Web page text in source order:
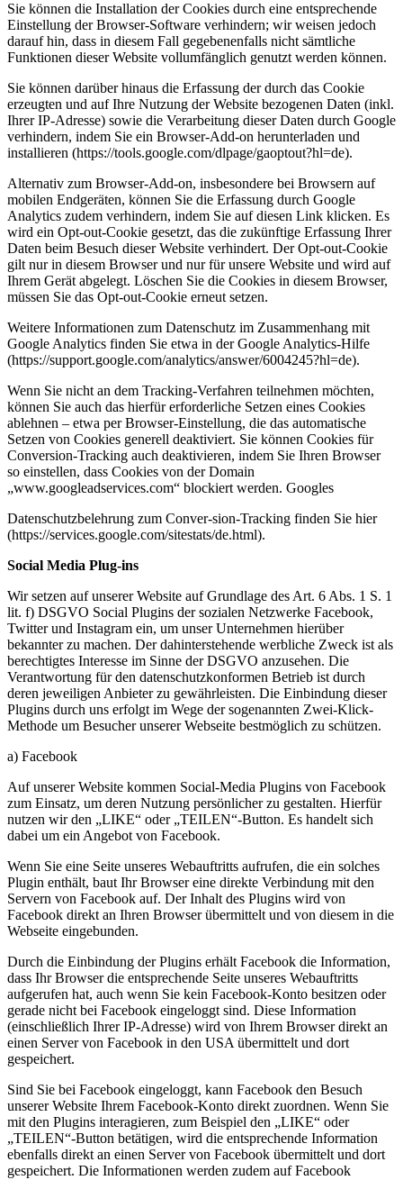
Sie können die Installation der Cookies durch eine entsprechende
Einstellung der Browser-Software verhindern; wir weisen jedoch
darauf hin, dass in diesem Fall gegebenenfalls nicht sämtliche
Funktionen dieser Website vollumfänglich genutzt werden können.
Sie können darüber hinaus die Erfassung der durch das Cookie
erzeugten und auf Ihre Nutzung der Website bezogenen Daten (inkl.
Ihrer IP-Adresse) sowie die Verarbeitung dieser Daten durch Google
verhindern, indem Sie ein Browser-Add-on herunterladen und
installieren (https://tools.google.com/dlpage/gaoptout?hl=de).
Alternativ zum Browser-Add-on, insbesondere bei Browsern auf
mobilen Endgeräten, können Sie die Erfassung durch Google
Analytics zudem verhindern, indem Sie auf diesen Link klicken. Es
wird ein Opt-out-Cookie gesetzt, das die zukünftige Erfassung Ihrer
Daten beim Besuch dieser Website verhindert. Der Opt-out-Cookie
gilt nur in diesem Browser und nur für unsere Website und wird auf
Ihrem Gerät abgelegt. Löschen Sie die Cookies in diesem Browser,
müssen Sie das Opt-out-Cookie erneut setzen.
Weitere Informationen zum Datenschutz im Zusammenhang mit
Google Analytics finden Sie etwa in der Google Analytics-Hilfe
(https://support.google.com/analytics/answer/6004245?hl=de).
Wenn Sie nicht an dem Tracking-Verfahren teilnehmen möchten,
können Sie auch das hierfür erforderliche Setzen eines Cookies
ablehnen – etwa per Browser-Einstellung, die das automatische
Setzen von Cookies generell deaktiviert. Sie können Cookies für
Conversion-Tracking auch deaktivieren, indem Sie Ihren Browser
so einstellen, dass Cookies von der Domain
„www.googleadservices.com“ blockiert werden. Googles
Datenschutzbelehrung zum Conver-sion-Tracking finden Sie hier
(https://services.google.com/sitestats/de.html).
Social Media Plug-ins
Wir setzen auf unserer Website auf Grundlage des Art. 6 Abs. 1 S. 1
lit. f) DSGVO Social Plugins der sozialen Netzwerke Facebook,
Twitter und Instagram ein, um unser Unternehmen hierüber
bekannter zu machen. Der dahinterstehende werbliche Zweck ist als
berechtigtes Interesse im Sinne der DSGVO anzusehen. Die
Verantwortung für den datenschutzkonformen Betrieb ist durch
deren jeweiligen Anbieter zu gewährleisten. Die Einbindung dieser
Plugins durch uns erfolgt im Wege der sogenannten Zwei-Klick-
Methode um Besucher unserer Webseite bestmöglich zu schützen.
a) Facebook
Auf unserer Website kommen Social-Media Plugins von Facebook
zum Einsatz, um deren Nutzung persönlicher zu gestalten. Hierfür
nutzen wir den „LIKE“ oder „TEILEN“-Button. Es handelt sich
dabei um ein Angebot von Facebook.
Wenn Sie eine Seite unseres Webauftritts aufrufen, die ein solches
Plugin enthält, baut Ihr Browser eine direkte Verbindung mit den
Servern von Facebook auf. Der Inhalt des Plugins wird von
Facebook direkt an Ihren Browser übermittelt und von diesem in die
Webseite eingebunden.
Durch die Einbindung der Plugins erhält Facebook die Information,
dass Ihr Browser die entsprechende Seite unseres Webauftritts
aufgerufen hat, auch wenn Sie kein Facebook-Konto besitzen oder
gerade nicht bei Facebook eingeloggt sind. Diese Information
(einschließlich Ihrer IP-Adresse) wird von Ihrem Browser direkt an
einen Server von Facebook in den USA übermittelt und dort
gespeichert.
Sind Sie bei Facebook eingeloggt, kann Facebook den Besuch
unserer Website Ihrem Facebook-Konto direkt zuordnen. Wenn Sie
mit den Plugins interagieren, zum Beispiel den „LIKE“ oder
„TEILEN“-Button betätigen, wird die entsprechende Information
ebenfalls direkt an einen Server von Facebook übermittelt und dort
gespeichert. Die Informationen werden zudem auf Facebook